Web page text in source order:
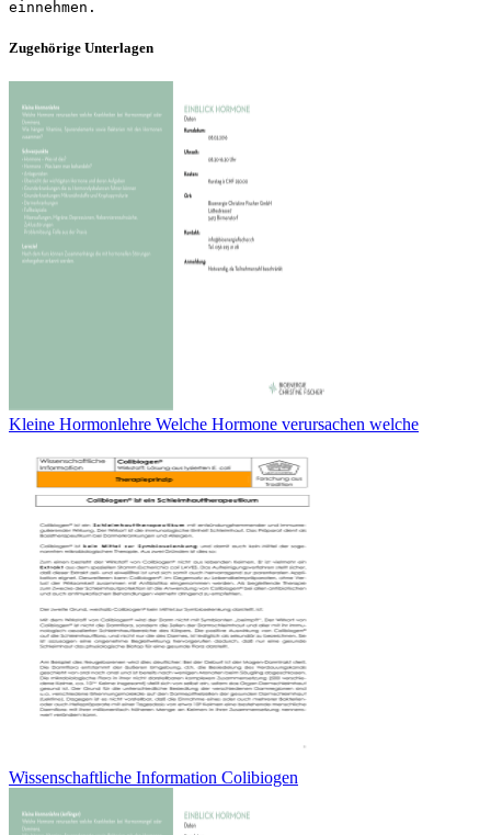
Zugehörige Unterlagen
Kleine Hormonlehre Welche Hormone verursachen welche
Wissenschaftliche Information Colibiogen